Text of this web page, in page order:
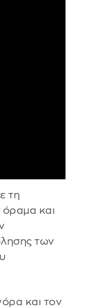
τη
όραμα και
των
και τον